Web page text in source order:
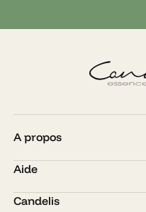
A propos
Aide
Candelis